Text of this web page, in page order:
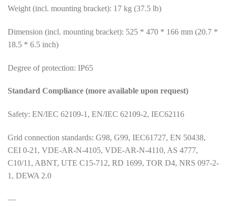
Weight (incl. mounting bracket): 17 kg (37.5 lb)
Dimension (incl. mounting bracket): 525 * 470 * 166 mm (20.7 *
18.5 * 6.5 inch)
Degree of protection: IP65
Standard Compliance (more available upon request)
Safety: EN/IEC 62109-1, EN/IEC 62109-2, IEC62116
Grid connection standards: G98, G99, IEC61727, EN 50438,
CEI 0-21, VDE-AR-N-4105, VDE-AR-N-4110, AS 4777,
C10/11, ABNT, UTE C15-712, RD 1699, TOR D4, NRS 097-2-
1, DEWA 2.0
—